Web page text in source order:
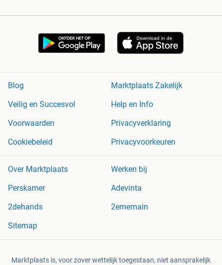
Blog
Marktplaats Zakelijk
Veilig en Succesvol
Help en Info
Voorwaarden
Privacyverklaring
Cookiebeleid
Privacyvoorkeuren
Over Marktplaats
Werken bij
Perskamer
Adevinta
2dehands
2ememain
Sitemap
Marktplaats is, voor zover wettelijk toegestaan, niet aansprakelijk